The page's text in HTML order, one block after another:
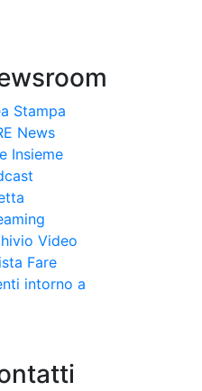
Stampa
News
Insieme
Video
Fare
intorno a